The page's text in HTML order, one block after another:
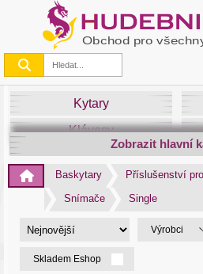
Kytary
Klávesy
Smyčce
DJ
Zobrazit hlavní
Baskytary Příslušenství
Snímače
Single
Výrobci
Skladem Eshop